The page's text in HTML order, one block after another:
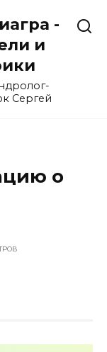
-
и
Сергей
о